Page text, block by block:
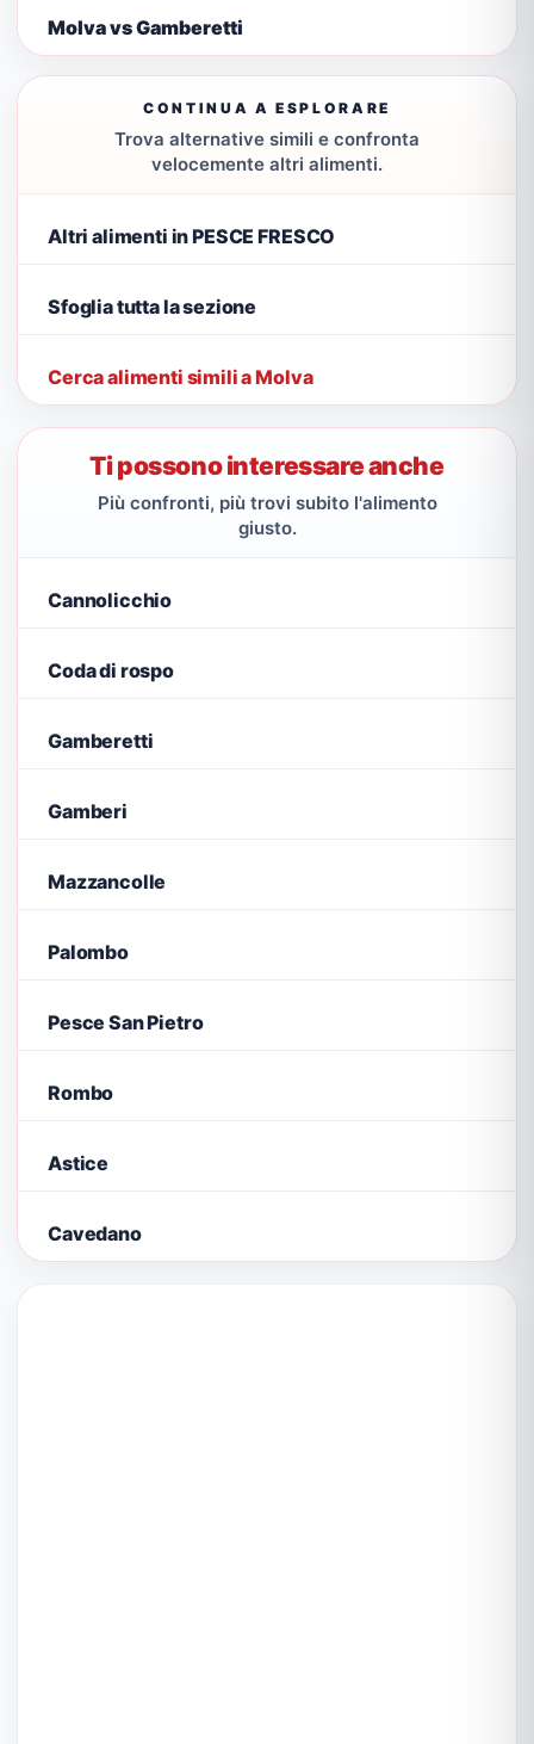
Molva vs Gamberetti
CONTINUA A ESPLORARE
Trova alternative simili e confronta
velocemente altri alimenti.
Altri alimenti in PESCE FRESCO
Sfoglia tutta la sezione
Cerca alimenti simili a Molva
Ti possono interessare anche
Più confronti, più trovi subito l'alimento
giusto.
Cannolicchio
Coda di rospo
Gamberetti
Gamberi
Mazzancolle
Palombo
Pesce San Pietro
Rombo
Astice
Cavedano